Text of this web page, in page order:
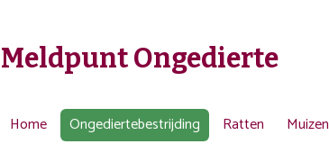
Meldpunt Ongedierte
Home Ongediertebestrijding Ratten Muizen